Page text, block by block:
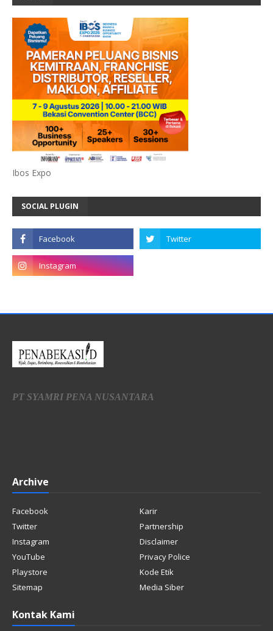
Ibos Expo
SOCIAL PLUGIN
PT SYAMRI PENA NUSANTARA
Archive
Facebook
Karir
Twitter
Partnership
Instagram
Disclaimer
YouTube
Privacy Police
Playstore
Kode Etik
Sitemap
Media Siber
Kontak Kami